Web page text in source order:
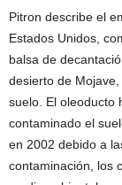
Pitron describe el
Estados Unidos,
balsa de
desierto de
suelo. El oleoducto
contaminado el
en 2002 debido a
contaminación, los